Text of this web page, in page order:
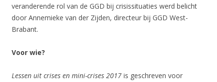
veranderende rol van de GGD bij crisissituaties werd belicht
door Annemieke van der Zijden, directeur bij GGD West-
Brabant.
Voor wie?
Lessen uit crises en mini-crises 2017 is geschreven voor